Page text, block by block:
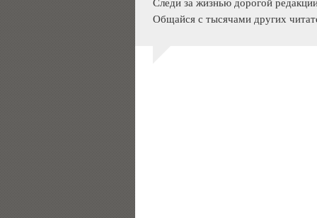
Следи за жизнью дорогой
Общайся с тысячами других